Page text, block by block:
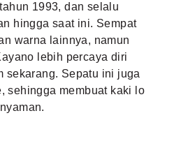
1993, dan selalu
hingga saat ini. Sempat
warna lainnya, namun
lebih percaya diri
sekarang. Sepatu ini juga
sehingga membuat kaki lo